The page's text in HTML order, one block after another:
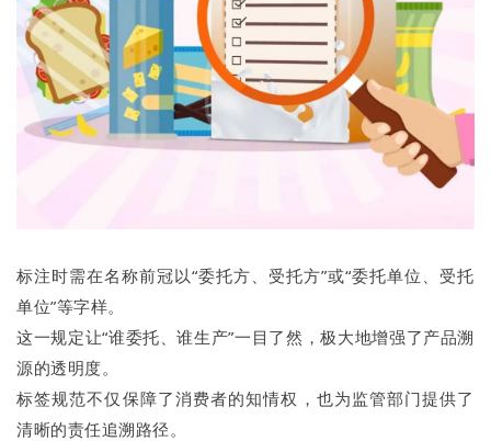
标注时需在名称前冠以“委托方、受托方”或“委托单位、受托
单位”等字样。
这一规定让“谁委托、谁生产”一目了然，极大地增强了产品溯
源的透明度。
标签规范不仅保障了消费者的知情权，也为监管部门提供了
清晰的责任追溯路径。